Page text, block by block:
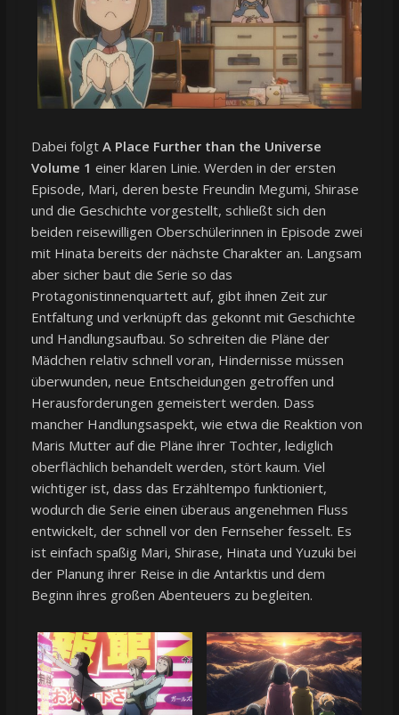
Dabei folgt A Place Further than the Universe
Volume 1 einer klaren Linie. Werden in der ersten
Episode, Mari, deren beste Freundin Megumi, Shirase
und die Geschichte vorgestellt, schließt sich den
beiden reisewilligen Oberschülerinnen in Episode zwei
mit Hinata bereits der nächste Charakter an. Langsam
aber sicher baut die Serie so das
Protagonistinnenquartett auf, gibt ihnen Zeit zur
Entfaltung und verknüpft das gekonnt mit Geschichte
und Handlungsaufbau. So schreiten die Pläne der
Mädchen relativ schnell voran, Hindernisse müssen
überwunden, neue Entscheidungen getroffen und
Herausforderungen gemeistert werden. Dass
mancher Handlungsaspekt, wie etwa die Reaktion von
Maris Mutter auf die Pläne ihrer Tochter, lediglich
oberflächlich behandelt werden, stört kaum. Viel
wichtiger ist, dass das Erzähltempo funktioniert,
wodurch die Serie einen überaus angenehmen Fluss
entwickelt, der schnell vor den Fernseher fesselt. Es
ist einfach spaßig Mari, Shirase, Hinata und Yuzuki bei
der Planung ihrer Reise in die Antarktis und dem
Beginn ihres großen Abenteuers zu begleiten.